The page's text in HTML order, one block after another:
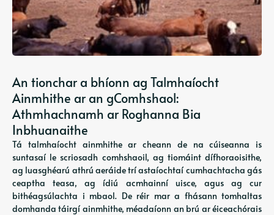
An tionchar a bhíonn ag Talmhaíocht
Ainmhithe ar an gComhshaol:
Athmhachnamh ar Roghanna Bia
Inbhuanaithe
Tá talmhaíocht ainmhithe ar cheann de na cúiseanna is
suntasaí le scriosadh comhshaoil, ag tiomáint dífhoraoisithe,
ag luasghéarú athrú aeráide trí astaíochtaí cumhachtacha gás
ceaptha teasa, ag ídiú acmhainní uisce, agus ag cur
bithéagsúlachta i mbaol. De réir mar a fhásann tomhaltas
domhanda táirgí ainmhithe, méadaíonn an brú ar éiceachórais